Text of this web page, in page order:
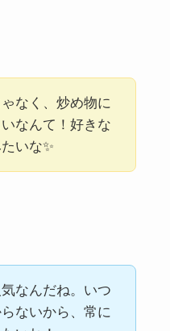
なく、炒め物に
なんて！好きな
いな✨
なんだね。いつ
ないから、常に